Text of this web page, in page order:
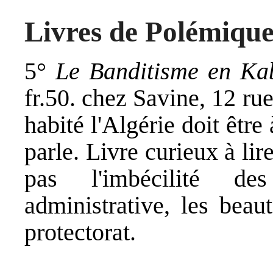
Livres de
5°Le Banditisme en
fr.50. chez Savine, 12
habité l'Algérie doit être
parle. Livre curieux à
pas l'imbécilité
administrative, les
protectorat.